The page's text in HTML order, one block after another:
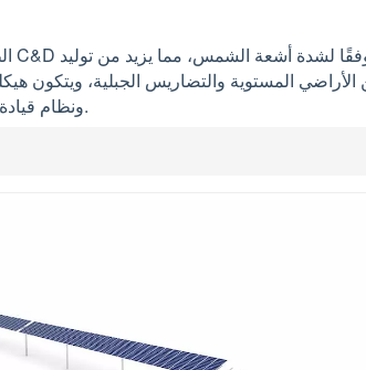
الطاقة الناشئة C&D وفقًا لشدة أشعة الشمس، مما يزيد من توليد
المستوية والتضاريس الجبلية، ويتكون
ونظام قيادة ونظام تحكم.